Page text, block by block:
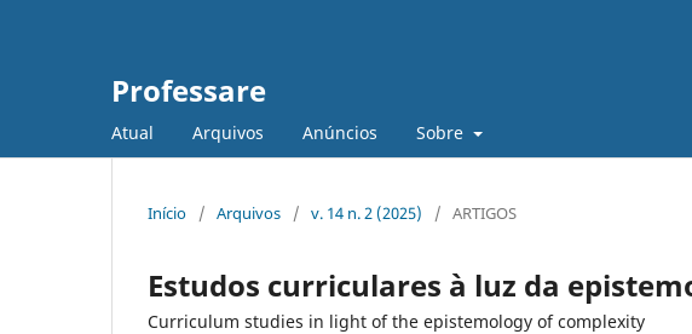
Professare
Atual Arquivos Anúncios Sobre
Início / Arquivos / v. 14 n. 2 (2025) / ARTIGOS
Estudos curriculares à luz da
Curriculum studies in light of the epistemology of complexity